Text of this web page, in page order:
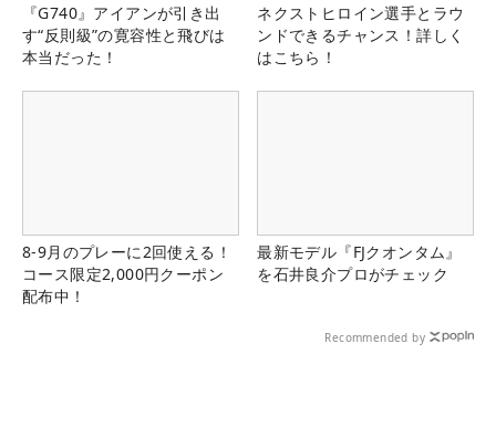
『G740』アイアンが引き出
す“反則級”の寛容性と飛びは
本当だった！
ネクストヒロイン選手とラウ
ンドできるチャンス！詳しく
はこちら！
8-9月のプレーに2回使える！
コース限定2,000円クーポン
配布中！
最新モデル『FJクオンタム』
を石井良介プロがチェック
Recommended by